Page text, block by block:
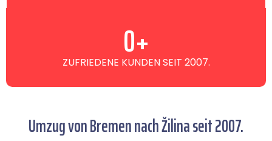
ZUFRIEDENE KUNDEN SEIT 2007.
0+
Umzug von Bremen nach Žilina seit 2007.